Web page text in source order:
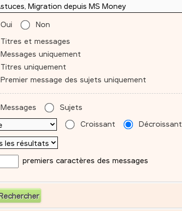
Oui
Non
Titres et messages
Messages uniquement
Titres uniquement
Premier message des sujets uniquement
Messages
Sujets
Croissant
Décroissant
premiers caractères des messages